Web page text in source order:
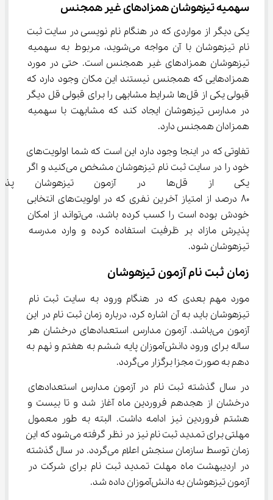
سهمیه تیزهوشان همزادهای غیر همجنس
یکی دیگر از مواردی که در هنگام نام نویسی در سایت ثبت
نام تیزهوشان با آن مواجه می‌شوید، مربوط به سهمیه
تیزهوشان همزادهای غیر همجنس است. حتی در مورد
همزادهایی که همجنس نیستند این مکان وجود دارد که
قبولی یکی از قل‌ها شرایط مشابهی را برای قبولی قل دیگر
در مدارس تیزهوشان ایجاد کند که مشابهت با سهمیه
همزادان همجنس دارد.
تفاوتی که در اینجا وجود دارد این است که شما اولویت‌های
خود را در سایت ثبت نام تیزهوشان مشخص می‌کنید و اگر
یکی از قل‌ها در آزمون
۸۰ درصد از امتیاز آخرین نفری که در اولویت‌های انتخابی
خودش بوده است را کسب کرده باشد، می‌تواند از امکان
پذیرش مازاد بر ظرفیت استفاده کرده و وارد مدرسه
تیزهوشان شود.
زمان ثبت نام آزمون تیزهوشان
مورد مهم بعدی که در هنگام ورود به سایت ثبت نام
تیزهوشان باید به آن اشاره کرد، درباره زمان ثبت نام در این
آزمون می‌باشد. آزمون مدارس استعدادهای درخشان هر
ساله برای ورود دانش‌آموزان پایه ششم به هفتم و نهم به
دهم به صورت مجزا برگزار می‌گردد.
در سال گذشته ثبت نام در آزمون مدارس استعدادهای
درخشان از هجدهم فروردین ماه آغاز شد و تا بیست و
هشتم فروردین نیز ادامه داشت. البته به طور معمول
مهلتی برای تمدید ثبت نام نیز در نظر گرفته می‌شود که این
زمان توسط سازمان سنجش اعلام می‌گردد. در سال گذشته
در اردیبهشت ماه مهلت تمدید ثبت نام برای شرکت در
آزمون تیزهوشان به دانش‌آموزان داده شد.